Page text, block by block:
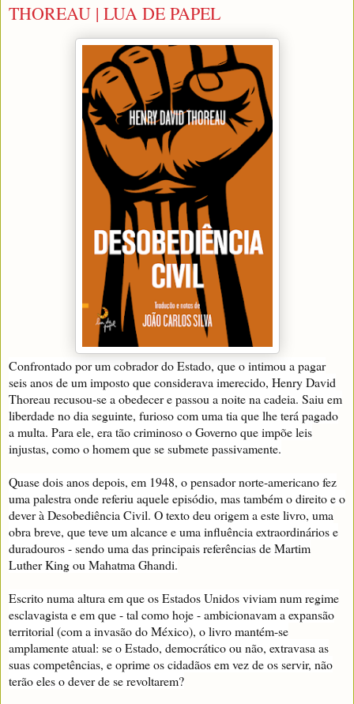
THOREAU | LUA DE PAPEL
Confrontado por um cobrador do Estado, que o intimou a pagar
seis anos de um imposto que considerava imerecido, Henry David
Thoreau recusou-se a obedecer e passou a noite na cadeia. Saiu em
liberdade no dia seguinte, furioso com uma tia que lhe terá pagado
a multa. Para ele, era tão criminoso o Governo que impõe leis
injustas, como o homem que se submete passivamente.
Quase dois anos depois, em 1948, o pensador norte-americano fez
uma palestra onde referiu aquele episódio, mas também o direito e o
dever à Desobediência Civil. O texto deu origem a este livro, uma
obra breve, que teve um alcance e uma influência extraordinários e
duradouros - sendo uma das principais referências de Martim
Luther King ou Mahatma Ghandi.
Escrito numa altura em que os Estados Unidos viviam num regime
esclavagista e em que - tal como hoje - ambicionavam a expansão
territorial (com a invasão do México), o livro mantém-se
amplamente atual: se o Estado, democrático ou não, extravasa as
suas competências, e oprime os cidadãos em vez de os servir, não
terão eles o dever de se revoltarem?